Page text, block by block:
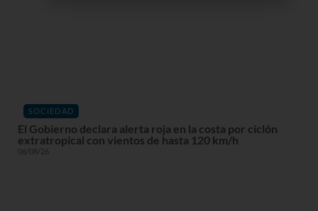
SOCIEDAD
El Gobierno declara alerta roja en la costa por ciclón
extratropical con vientos de hasta 120 km/h
06/08/26